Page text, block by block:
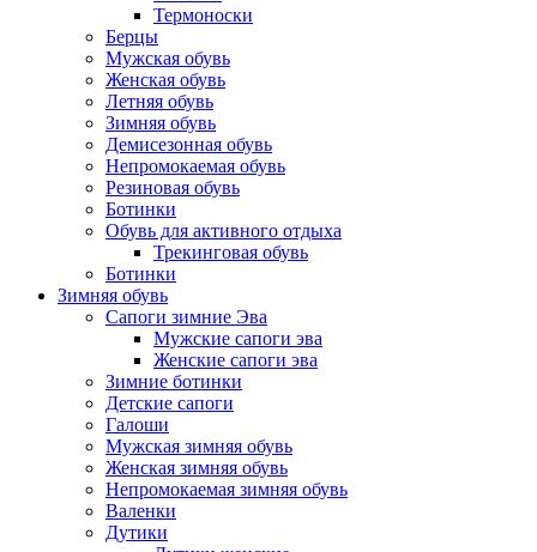
Термоноски
Берцы
Мужская обувь
Женская обувь
Летняя обувь
Зимняя обувь
Демисезонная обувь
Непромокаемая обувь
Резиновая обувь
Ботинки
Обувь для активного отдыха
Трекинговая обувь
Ботинки
Зимняя обувь
Сапоги зимние Эва
Мужские сапоги эва
Женские сапоги эва
Зимние ботинки
Детские сапоги
Галоши
Мужская зимняя обувь
Женская зимняя обувь
Непромокаемая зимняя обувь
Валенки
Дутики